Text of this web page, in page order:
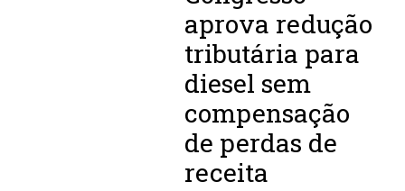
aprova redução
tributária para
diesel sem
compensação
de perdas de
receita